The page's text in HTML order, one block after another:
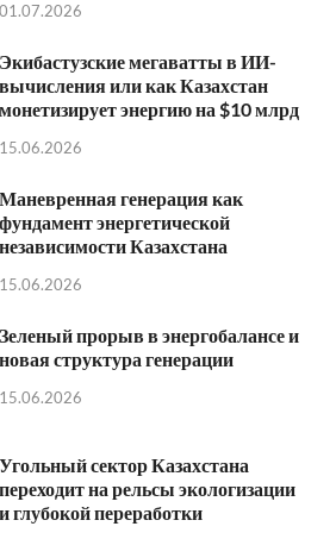
01.07.2026
Экибастузские мегаватты в ИИ-
вычисления или как Казахстан
монетизирует энергию на $10 млрд
15.06.2026
Маневренная генерация как
фундамент энергетической
независимости Казахстана
15.06.2026
Зеленый прорыв в энергобалансе и
новая структура генерации
15.06.2026
Угольный сектор Казахстана
переходит на рельсы экологизации
и глубокой переработки